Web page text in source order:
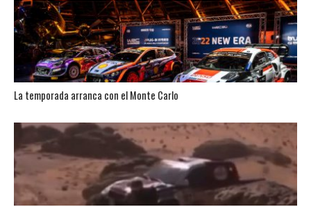
La temporada arranca con el Monte Carlo